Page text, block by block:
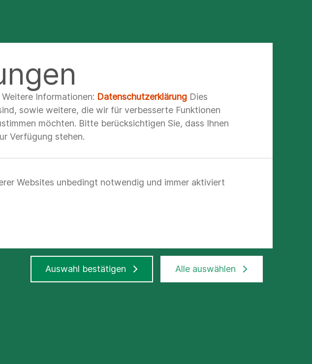
Informationen: Datenschutzerklärung Dies
sowie weitere, die wir für verbesserte Funktionen
möchten. Bitte berücksichtigen Sie, dass Ihnen
Verfügung stehen.
Websites unbedingt notwendig und immer aktiviert
Alle auswählen
Auswahl bestätigen